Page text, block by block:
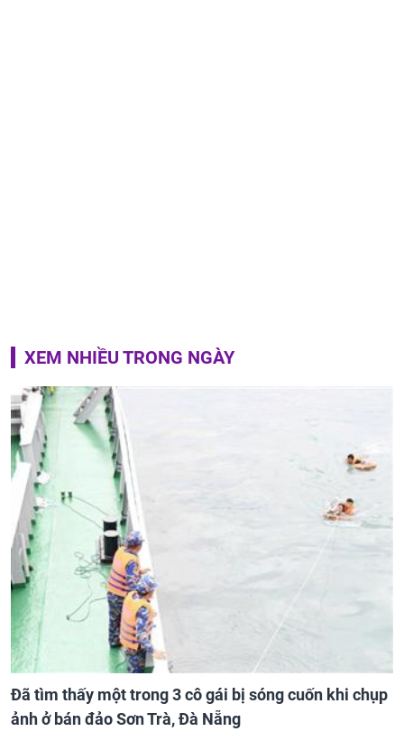
XEM NHIỀU TRONG NGÀY
Đã tìm thấy một trong 3 cô gái bị sóng cuốn khi chụp
ảnh ở bán đảo Sơn Trà, Đà Nẵng